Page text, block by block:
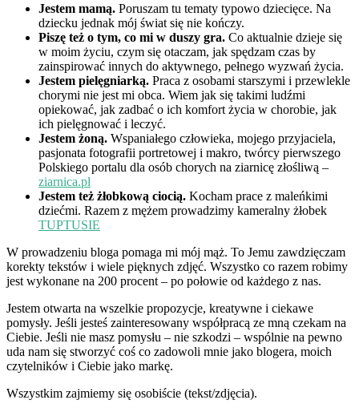
Jestem mamą. Poruszam tu tematy typowo dziecięce. Na
dziecku jednak mój świat się nie kończy.
Piszę też o tym, co mi w duszy gra. Co aktualnie dzieje się
w moim życiu, czym się otaczam, jak spędzam czas by
zainspirować innych do aktywnego, pełnego wyzwań życia.
Jestem pielęgniarką. Praca z osobami starszymi i przewlekle
chorymi nie jest mi obca. Wiem jak się takimi ludźmi
opiekować, jak zadbać o ich komfort życia w chorobie, jak
ich pielęgnować i leczyć.
Jestem żoną. Wspaniałego człowieka, mojego przyjaciela,
pasjonata fotografii portretowej i makro, twórcy pierwszego
Polskiego portalu dla osób chorych na ziarnicę złośliwą –
ziarnica.pl
Jestem też żłobkową ciocią. Kocham prace z maleńkimi
dziećmi. Razem z mężem prowadzimy kameralny żłobek
TUPTUSIE
W prowadzeniu bloga pomaga mi mój mąż. To Jemu zawdzięczam
korekty tekstów i wiele pięknych zdjęć. Wszystko co razem robimy
jest wykonane na 200 procent – po połowie od każdego z nas.
Jestem otwarta na wszelkie propozycje, kreatywne i ciekawe
pomysły. Jeśli jesteś zainteresowany współpracą ze mną czekam na
Ciebie. Jeśli nie masz pomysłu – nie szkodzi – wspólnie na pewno
uda nam się stworzyć coś co zadowoli mnie jako blogera, moich
czytelników i Ciebie jako markę.
Wszystkim zajmiemy się osobiście (tekst/zdjęcia).